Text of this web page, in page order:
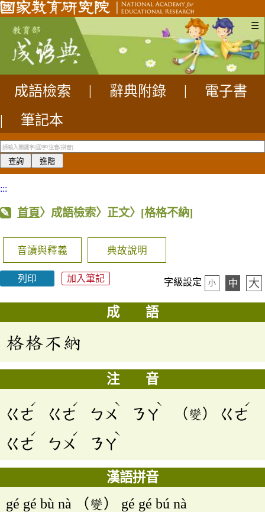
☰
成語檢索 辭典附錄
電子書
|
筆記本
:::
首頁〉成語檢索〉正文〉 [格格不納]
音讀與釋義 典故說明
列印 加入筆記 字級設定 小 中 大
成 語
格格不納
注 音
ㄍㄜ
ˊ
ㄍㄜ
ˊ
ㄅㄨ
ˋ
ㄋㄚ
ˋ
（變） ㄍㄜ
ˊ
ㄍㄜ
ˊ
ㄅㄨ
ˊ
ㄋㄚ
ˋ
漢語拼音
gé gé bù nà （變） gé gé bú nà